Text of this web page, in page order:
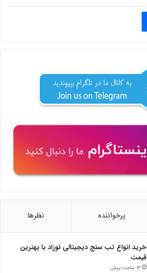
پرخواننده نظرها
خرید انواع تب سنج دیجیتالی نوزاد با بهترین
قیمت
12 ساعت پیش